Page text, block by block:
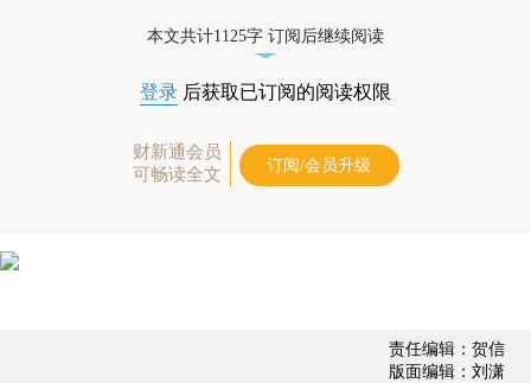
本文共计1125字 订阅后继续阅读
登录 后获取已订阅的阅读权限
财新通会员
可畅读全文
订阅/会员升级
责任编辑：贺信
版面编辑：刘潇